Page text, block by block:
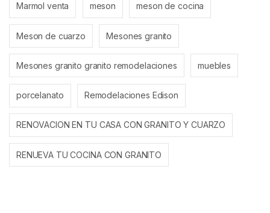
Marmol venta meson meson de cocina
Meson de cuarzo Mesones granito
Mesones granito granito remodelaciones muebles
porcelanato Remodelaciones Edison
RENOVACION EN TU CASA CON GRANITO Y CUARZO
RENUEVA TU COCINA CON GRANITO